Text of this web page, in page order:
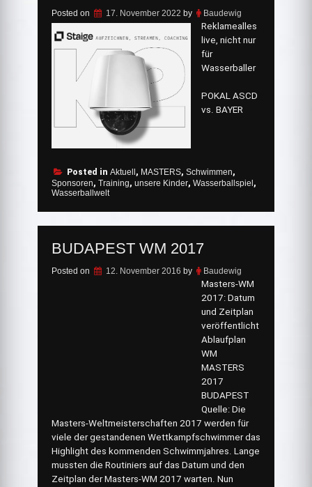
Posted on 17. November 2022 by Baudewig
Reklamealles
live, nicht nur
für
Wasserballer
POKAL ASCD
vs. BAYER
Posted in Aktuell , MASTERS, Schwimmen,
Sponsoren, Training, unsere Kinder, Wasserballspiel ,
Wasserballwelt
BUDAPEST WM 2017
Posted on 12. November 2016 by Baudewig
Masters-WM
2017: Datum
und Zeitplan
veröffentlicht
Ablaufplan
WM
MASTERS
2017
BUDAPEST
Quelle: Die
Masters-Weltmeisterschaften 2017 werden für
viele der gestandenen Wettkampfschwimmer das
Highlight des kommenden Schwimmjahres. Lange
mussten die Routiniers auf das Datum und den
Zeitplan der Masters-WM 2017 warten. Nun